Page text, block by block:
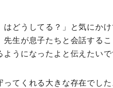
どうしてる？」と気にか
生が息子たちと会話する
うになったよと伝えたい
てくれる大きな存在でし